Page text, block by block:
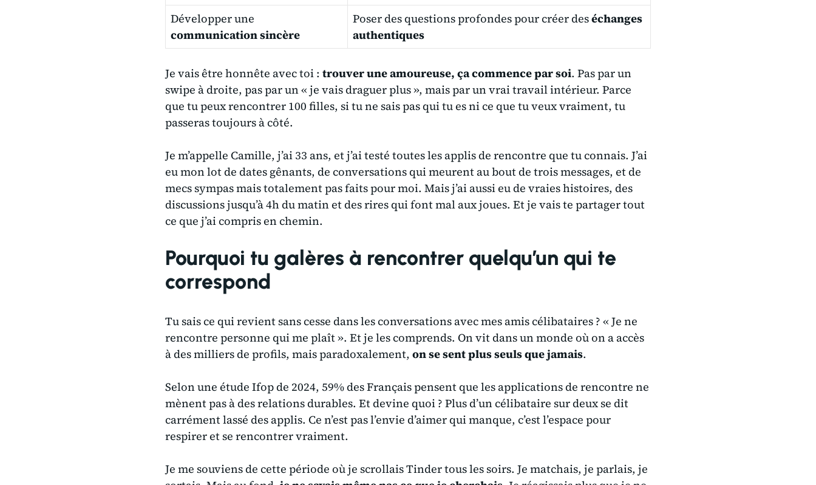
Développer une
communication sincère
Poser des questions profondes pour créer deséchanges
authentiques
Je vais être honnête avec toi : trouver une amoureuse, ça commence par soi. Pas par un
swipe à droite, pas par un « je vais draguer plus », mais par un vrai travail intérieur. Parce
que tu peux rencontrer 100 filles, si tu ne sais pas qui tu es ni ce que tu veux vraiment, tu
passeras toujours à côté.
Je m’appelle Camille, j’ai 33 ans, et j’ai testé toutes les applis de rencontre que tu connais. J’ai
eu mon lot de dates gênants, de conversations qui meurent au bout de trois messages, et de
mecs sympas mais totalement pas faits pour moi. Mais j’ai aussi eu de vraies histoires, des
discussions jusqu’à 4h du matin et des rires qui font mal aux joues. Et je vais te partager tout
ce que j’ai compris en chemin.
Pourquoi tu galères à rencontrer quelqu’un qui te
correspond
Tu sais ce qui revient sans cesse dans les conversations avec mes amis célibataires ? « Je ne
rencontre personne qui me plaît ». Et je les comprends. On vit dans un monde où on a accès
à des milliers de profils, mais paradoxalement, on se sent plus seuls que jamais.
Selon une étude Ifop de 2024, 59% des Français pensent que les applications de rencontre ne
mènent pas à des relations durables. Et devine quoi ? Plus d’un célibataire sur deux se dit
carrément lassé des applis. Ce n’est pas l’envie d’aimer qui manque, c’est l’espace pour
respirer et se rencontrer vraiment.
Je me souviens de cette période où je scrollais Tinder tous les soirs. Je matchais, je parlais, je